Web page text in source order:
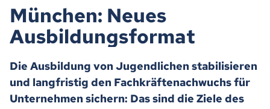
München: Neues
Ausbildungsformat
Die Ausbildung von Jugendlichen stabilisieren
und langfristig den Fachkräftenachwuchs für
Unternehmen sichern: Das sind die Ziele des